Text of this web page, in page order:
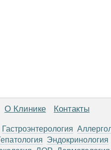
О Клинике Контакты
Гастроэнтерология
Эндокринология